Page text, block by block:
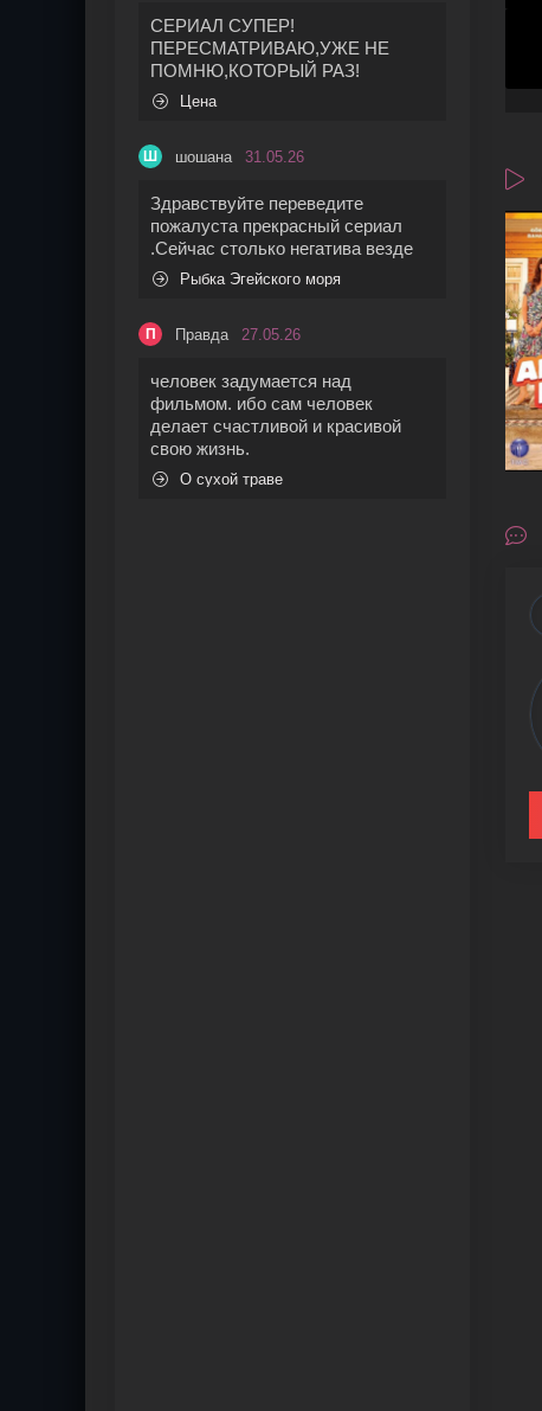
СЕРИАЛ СУПЕР!
ПЕРЕСМАТРИВАЮ,УЖЕ НЕ
ПОМНЮ,КОТОРЫЙ РАЗ!
Цена
Ш шошана 31.05.26
Здравствуйте переведите
пожалуста прекрасный сериал
.Сейчас столько негатива везде
Рыбка Эгейского моря
П Правда 27.05.26
человек задумается над
фильмом. ибо сам человек
делает счастливой и красивой
свою жизнь.
О сухой траве